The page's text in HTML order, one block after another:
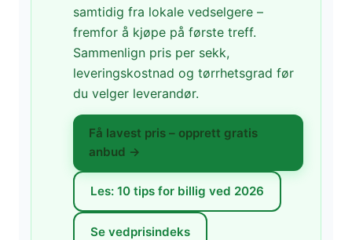
samtidig fra lokale vedselgere –
fremfor å kjøpe på første treff.
Sammenlign pris per sekk,
leveringskostnad og tørrhetsgrad før
du velger leverandør.
Få lavest pris – opprett gratis
anbud →
Les: 10 tips for billig ved 2026
Se vedprisindeks